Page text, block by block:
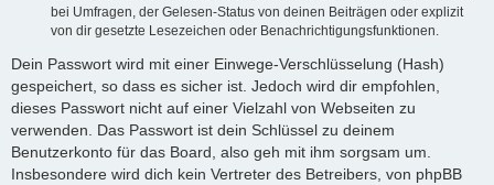
bei Umfragen, der Gelesen-Status von deinen Beiträgen oder explizit
von dir gesetzte Lesezeichen oder Benachrichtigungsfunktionen.
Dein Passwort wird mit einer Einwege-Verschlüsselung (Hash)
gespeichert, so dass es sicher ist. Jedoch wird dir empfohlen,
dieses Passwort nicht auf einer Vielzahl von Webseiten zu
verwenden. Das Passwort ist dein Schlüssel zu deinem
Benutzerkonto für das Board, also geh mit ihm sorgsam um.
Insbesondere wird dich kein Vertreter des Betreibers, von phpBB